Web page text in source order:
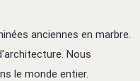
anciennes en marbre.
Nous
le monde entier.